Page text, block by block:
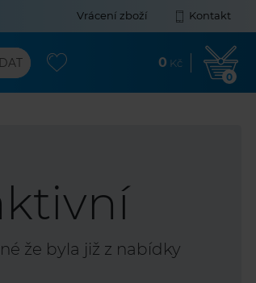
Vrácení zboží Kontakt
0 Kč
0
že byla již z nabídky